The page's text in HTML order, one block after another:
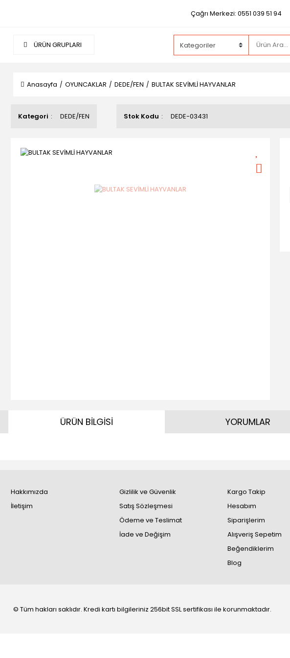
Çağrı Merkezi: 0551 039 51 94
ÜRÜN GRUPLARI
Anasayfa OYUNCAKLAR DEDE/FEN BULTAK SEVİMLİ HAYVANLAR
Kategori DEDE/FEN Stok Kodu DEDE-03431
ÜRÜN BİLGİSİ YORUMLAR
Hakkımızda
İletişim
Gizlilik ve Güvenlik
Satış Sözleşmesi
Ödeme ve Teslimat
İade ve Değişim
Kargo Takip
Hesabım
Siparişlerim
Alışveriş Sepetim
Beğendiklerim
Blog
© Tüm hakları saklıdır. Kredi kartı bilgileriniz 256bit SSL sertifikası ile korunmaktadır.